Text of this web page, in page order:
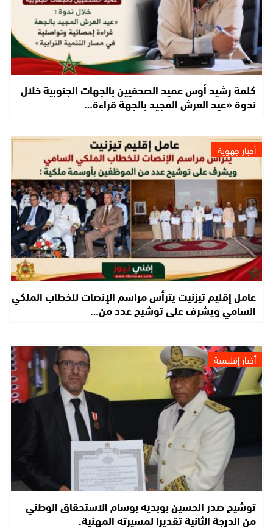
كلمة رشيد أوس عميد الصحفيين بالجهات الجنوبية خلال
ندوة «عيد العرش المجيد بالجهة قراءة…
أخبار جهوية
عامل إقليم تيزنيت يترأس مراسم الإنصات للخطاب الملكي
السامي ويشرف على توشيح عدد من…
أخبار إقليمية
توشيح صدر الحسين بوبديه بوسام الاستحقاق الوطني
من الدرجة الثانية تقديرا لمسيرته المهنية.